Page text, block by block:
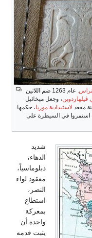
. عام 1263 ضم اللاتين
، وجعل ميخائيل
لاستبدادية موريا، حكمها
في السيطرة على
شديد
الدهاء،
دبلوماسياً،
معقود لواء
النصر،
استطاع
بمعركة
واحدة أن
يثبت قدمه